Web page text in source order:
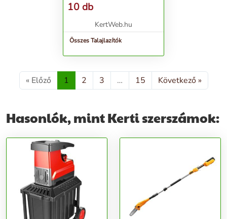
10 db
KertWeb.hu
Összes Talajlazítók
« Előző 1 2 3 … 15 Következő »
Hasonlók, mint Kerti szerszámok: